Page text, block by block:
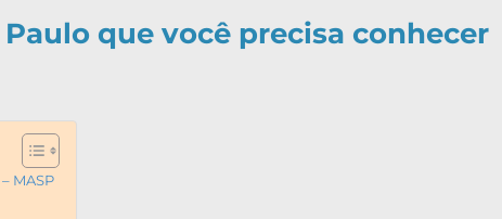
que você precisa conhecer
MASP